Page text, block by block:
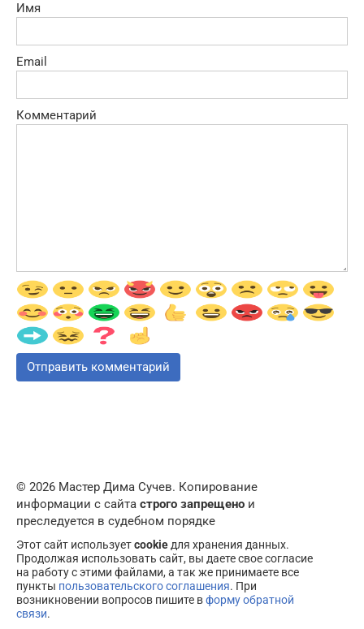
Имя
Email
Комментарий
© 2026 Мастер Дима Сучев. Копирование
информации с сайта строго запрещено и
преследуется в судебном порядке
Этот сайт используетcookie для хранения данных.
Продолжая использовать сайт, вы даете свое согласие
на работу с этими файлами, а так же принимаете все
пункты пользовательского соглашения. При
возникновении вопросов пишите вформу обратной
связи.